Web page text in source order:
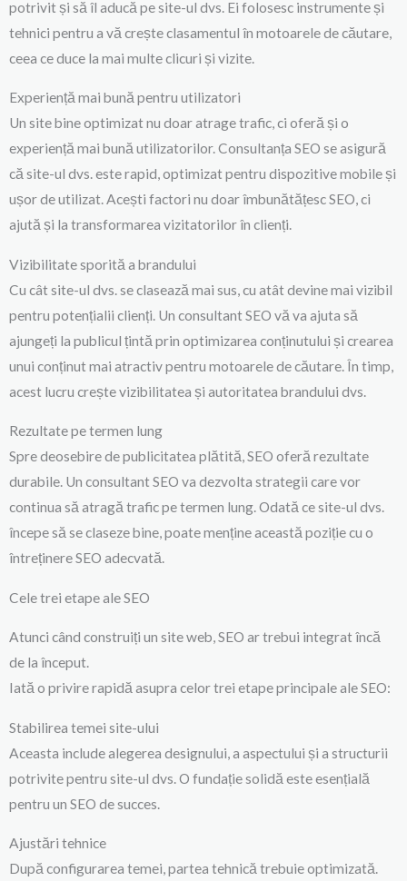
potrivit și să îl aducă pe site-ul dvs. Ei folosesc instrumente și
tehnici pentru a vă crește clasamentul în motoarele de căutare,
ceea ce duce la mai multe clicuri și vizite.
Experiență mai bună pentru utilizatori
Un site bine optimizat nu doar atrage trafic, ci oferă și o
experiență mai bună utilizatorilor. Consultanța SEO se asigură
că site-ul dvs. este rapid, optimizat pentru dispozitive mobile și
ușor de utilizat. Acești factori nu doar îmbunătățesc SEO, ci
ajută și la transformarea vizitatorilor în clienți.
Vizibilitate sporită a brandului
Cu cât site-ul dvs. se clasează mai sus, cu atât devine mai vizibil
pentru potențialii clienți. Un consultant SEO vă va ajuta să
ajungeți la publicul țintă prin optimizarea conținutului și crearea
unui conținut mai atractiv pentru motoarele de căutare. În timp,
acest lucru crește vizibilitatea și autoritatea brandului dvs.
Rezultate pe termen lung
Spre deosebire de publicitatea plătită, SEO oferă rezultate
durabile. Un consultant SEO va dezvolta strategii care vor
continua să atragă trafic pe termen lung. Odată ce site-ul dvs.
începe să se claseze bine, poate menține această poziție cu o
întreținere SEO adecvată.
Cele trei etape ale SEO
Atunci când construiți un site web, SEO ar trebui integrat încă
de la început.
Iată o privire rapidă asupra celor trei etape principale ale SEO:
Stabilirea temei site-ului
Aceasta include alegerea designului, a aspectului și a structurii
potrivite pentru site-ul dvs. O fundație solidă este esențială
pentru un SEO de succes.
Ajustări tehnice
După configurarea temei, partea tehnică trebuie optimizată.